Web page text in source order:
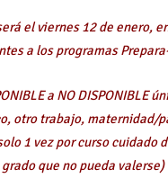
el viernes 12 de enero,
a los programas
a NO DISPONIBLE
otro trabajo,
1 vez por curso
grado que no pueda valerse)